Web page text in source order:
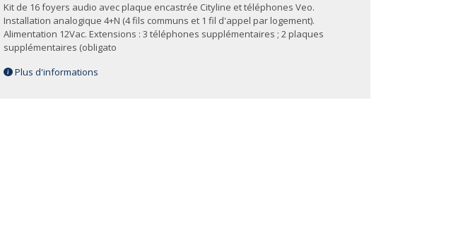
Kit de 16 foyers audio avec plaque encastrée Cityline et téléphones Veo.
Installation analogique 4+N (4 fils communs et 1 fil d'appel par logement).
Alimentation 12Vac. Extensions : 3 téléphones supplémentaires ; 2 plaques
supplémentaires (obligato
Plus d'informations